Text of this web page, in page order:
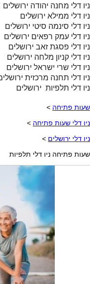
ניו דלי מחנה יהודה ירושלים
ניו דלי ממילא ירושלים
ניו דלי סינמה סיטי ירושלים
ניו דלי עמק רפאים ירושלים
ניו דלי פסגת זאב ירושלים
ניו דלי קניון מלחה ירושלים
ניו דלי שרי ישראל ירושלים
ניו דלי תחנה מרכזית
ניו דלי תלפיות ירושלים
שעות פתיחה >
ניו דלי שעות פתיחה >
ניו דלי ירושלים >
שעות פתיחה ניו דלי תלפיות